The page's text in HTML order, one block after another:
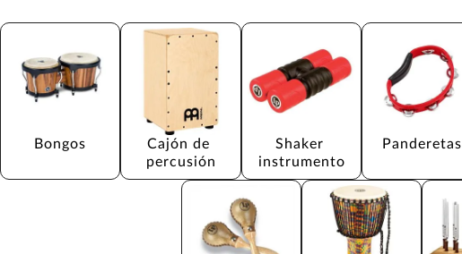
Bongos
Cajón de
percusión
Shaker
instrumento
Panderetas